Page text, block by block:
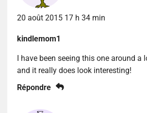
20 août 2015 17 h 34 min
kindlemom1
I have been seeing this one around a
and it really does look interesting!
Répondre